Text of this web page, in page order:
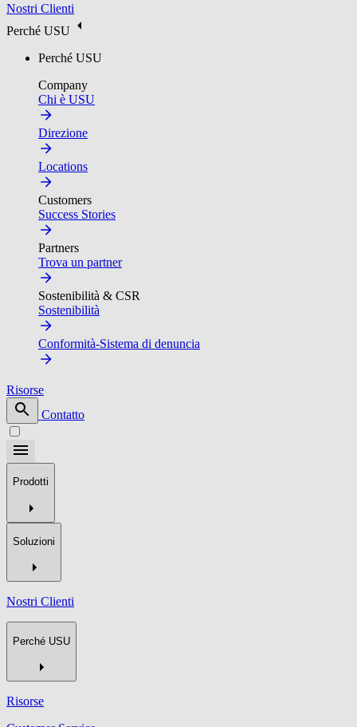
Nostri Clienti
Perché USU
Perché USU
Company
Chi è USU
Direzione
Locations
Customers
Success Stories
Partners
Trova un partner
Sostenibilità & CSR
Sostenibilità
Conformità-Sistema di denuncia
Risorse
Contatto
Prodotti
Soluzioni
Nostri Clienti
Perché USU
Risorse